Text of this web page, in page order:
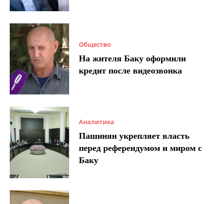
Общество
На жителя Баку оформили
кредит после видеозвонка
Аналитика
Пашинян укрепляет власть
перед референдумом и миром с
Баку